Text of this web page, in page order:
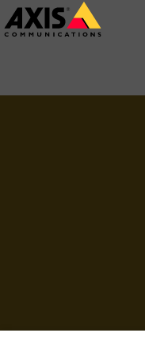
Passer
au